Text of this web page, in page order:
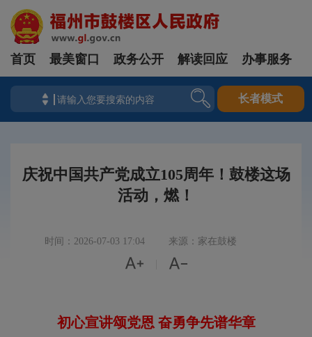
首页 最美窗口 政务公开 解读回应 办事服务
长者模式
庆祝中国共产党成立105周年！鼓楼这场
活动，燃！
时间：2026-07-03 17:04 来源：家在鼓楼
 
初心宣讲颂党恩 奋勇争先谱华章